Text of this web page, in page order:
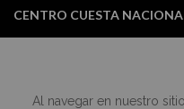
Al navegar en nuestro
CENTRO CUESTA